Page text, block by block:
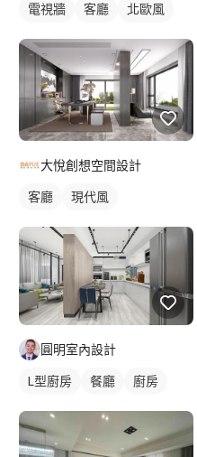
電視牆 客廳 北歐風
大悅創想空間設計
客廳 現代風
圓明室內設計
L型廚房 餐廳 廚房